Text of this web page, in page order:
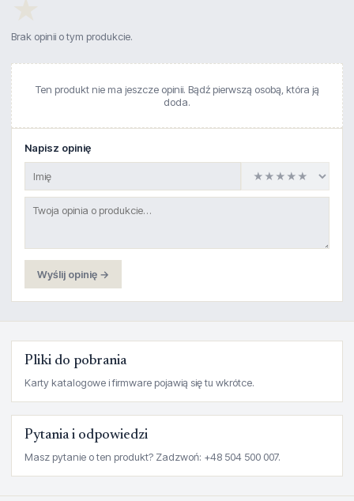
Brak opinii o tym produkcie.
Ten produkt nie ma jeszcze opinii. Bądź pierwszą osobą, która ją
doda.
Napisz opinię
Wyślij opinię →
Pliki do pobrania
Karty katalogowe i firmware pojawią się tu wkrótce.
Pytania i odpowiedzi
Masz pytanie o ten produkt? Zadzwoń: +48 504 500 007.